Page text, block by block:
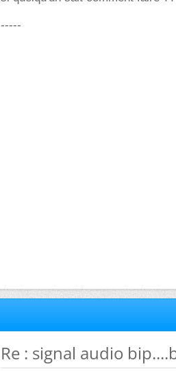
-----
Re : signal audio